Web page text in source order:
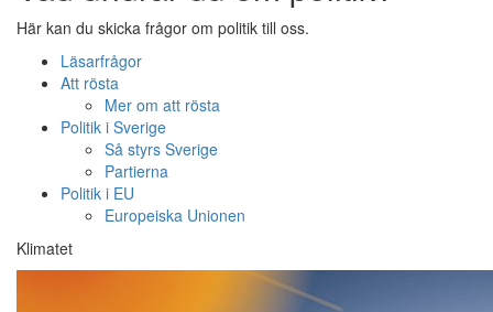
Här kan du skicka frågor om politik till oss.
Läsarfrågor
Att rösta
Mer om att rösta
Politik i Sverige
Så styrs Sverige
Partierna
Politik i EU
Europeiska Unionen
Klimatet